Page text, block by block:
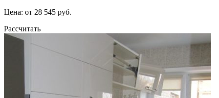
Цена: от 28 545 руб.
Рассчитать